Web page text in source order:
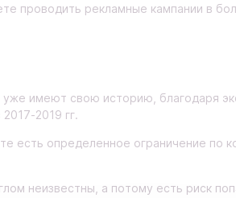
проводить рекламные кампании в
имеют свою историю, благодаря
2019 гг.
есть определенное ограничение по
неизвестны, а потому есть риск